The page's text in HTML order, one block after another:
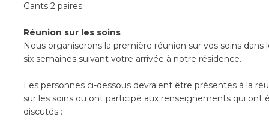
Gants 2 paires
Réunion sur les soins
Nous organiserons la première réunion sur vos soins dans
six semaines suivant votre arrivée à notre résidence.
Les personnes ci-dessous devraient être présentes à la
sur les soins ou ont participé aux renseignements qui ont
discutés :